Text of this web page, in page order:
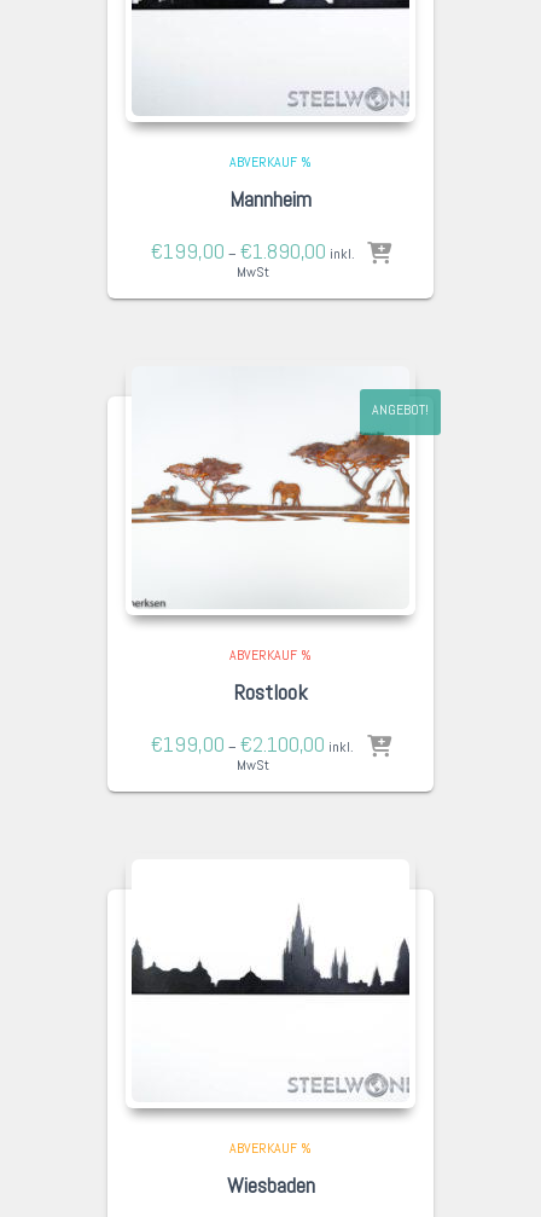
ABVERKAUF %
Mannheim
€199,00 – €1.890,00 inkl.
MwSt
ANGEBOT!
ABVERKAUF %
Rostlook
€199,00 – €2.100,00 inkl.
MwSt
ABVERKAUF %
Wiesbaden